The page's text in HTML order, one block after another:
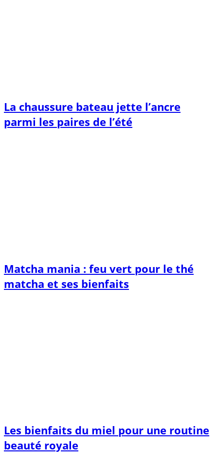
La chaussure bateau jette l’ancre
parmi les paires de l’été
Matcha mania : feu vert pour le thé
matcha et ses bienfaits
Les bienfaits du miel pour une routine
beauté royale